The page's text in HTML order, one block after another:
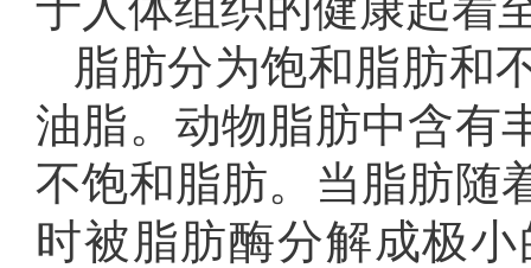
脂肪分为饱和脂肪和
油脂。动物脂肪中含有
不饱和脂肪。当脂肪随
时被脂肪酶分解成极